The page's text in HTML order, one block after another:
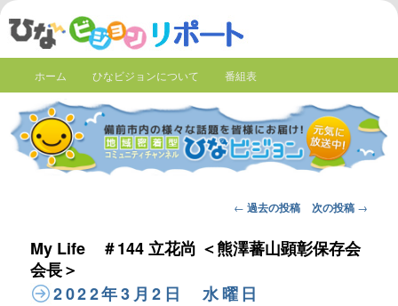
ホーム ひなビジョンについて 番組表
Post
← 過去の投稿 次の投稿 →
My Life ＃144 立花尚 ＜熊澤蕃山顕彰保存会
会長＞
2022年3月2日 水曜日